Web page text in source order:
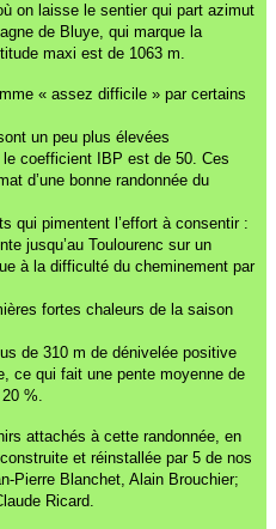
on laisse le sentier qui part azimut
de Bluye, qui marque la
maxi est de 1063 m.
« assez difficile » par certains
un peu plus élevées
le coefficient IBP est de 50. Ces
d’une bonne randonnée du
qui pimentent l’effort à consentir :
jusqu’au Toulourenc sur un
à la difficulté du cheminement par
fortes chaleurs de la saison
de 310 m de dénivelée positive
ce qui fait une pente moyenne de
%.
attachés à cette randonnée, en
et réinstallée par 5 de nos
Pierre Blanchet, Alain Brouchier;
Ricard.